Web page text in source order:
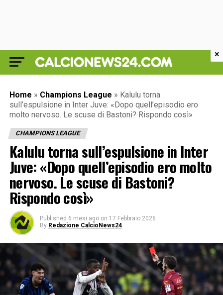
Home » Champions League » Kalulu torna
sull’espulsione in Inter Juve: «Dopo quell’episodio ero
molto nervoso. Le scuse di Bastoni? Rispondo così»
CHAMPIONS LEAGUE
Kalulu torna sull’espulsione in Inter
Juve: «Dopo quell’episodio ero molto
nervoso. Le scuse di Bastoni?
Rispondo così»
Published 6 mesi ago on 17 Febbraio 2026
By Redazione CalcioNews24
×